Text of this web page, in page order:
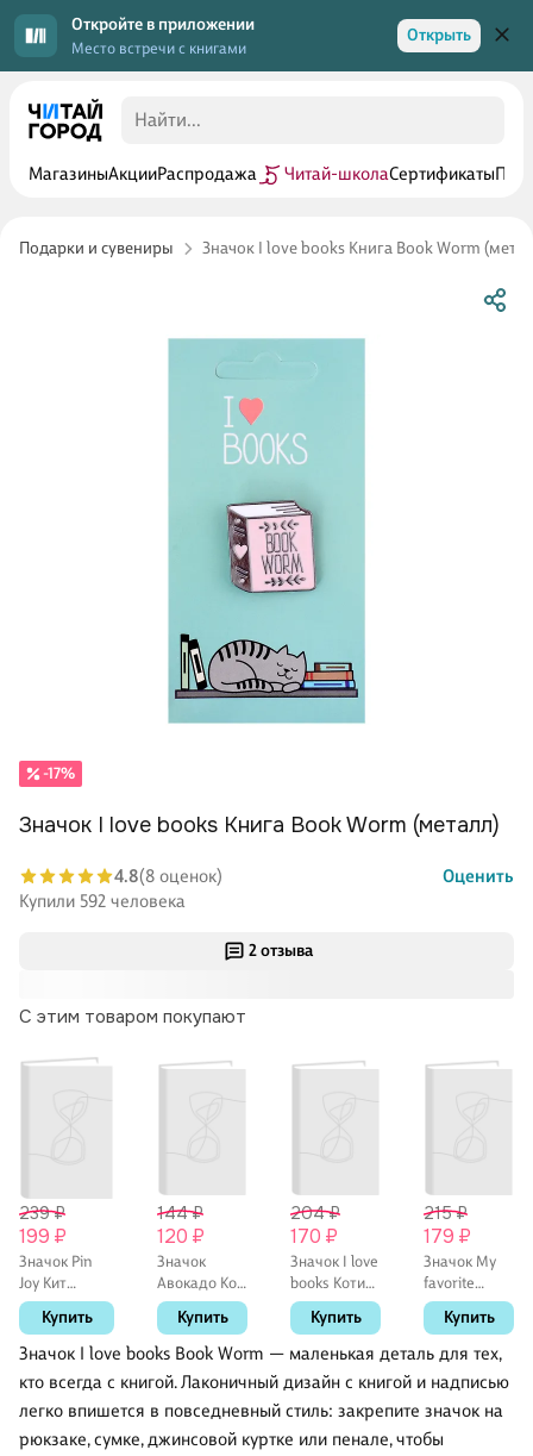
Откройте в приложении
Место встречи с книгами
Открыть
МагазиныАкцииРаспродажа Читай-школаСертификаты
Подарки и сувениры Значок I love books Книга Book Worm
2 отзыва
Значок I love books Book Worm — маленькая деталь для тех,
кто всегда с книгой. Лаконичный дизайн с книгой и надписью
легко впишется в повседневный стиль: закрепите значок на
рюкзаке, сумке, джинсовой куртке или пенале, чтобы
С этим товаром покупают
239 ₽
199 ₽
Значок Pin
Joy Кит
(металл) (12-
08599-923)
Купить
144 ₽
120 ₽
Значок
Авокадо Кот
(акрил)
Купить
204 ₽
170 ₽
Значок I love
books Котик
с книгой Go
Away Im
Busy
Купить
215 ₽
179 ₽
Значок My
favorite
painter
Винсент Ван
Гог Звездная
(металл) (12-
08599-944)
Купить
-17%
Значок I love books Книга Book Worm (металл)
4.8(8 оценок)
Оценить
Купили 592 человека